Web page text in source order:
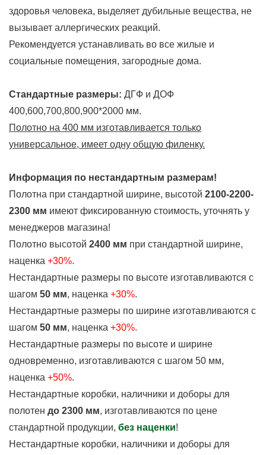
здоровья человека, выделяет дубильные вещества, не
вызывает аллергических реакций.
Рекомендуется устанавливать во все жилые и
социальные помещения, загородные дома.
Стандартные размеры: ДГФ и ДОФ
400,600,700,800,900*2000 мм.
Полотно на 400 мм изготавливается только
универсальное, имеет одну общую филенку.
Информация по нестандартным размерам!
Полотна при стандартной ширине, высотой 2100-2200-
2300 мм имеют фиксированную стоимость, уточнять у
менеджеров магазина!
Полотно высотой 2400 мм при стандартной ширине,
наценка +30%.
Нестандартные размеры по высоте изготавливаются с
шагом 50 мм, наценка +30%.
Нестандартные размеры по ширине изготавливаются с
шагом 50 мм, наценка +30%.
Нестандартные размеры по высоте и ширине
одновременно, изготавливаются с шагом 50 мм,
наценка +50%.
Нестандартные коробки, наличники и доборы для
полотен до 2300 мм, изготавливаются по цене
стандартной продукции, без наценки!
Нестандартные коробки, наличники и доборы для